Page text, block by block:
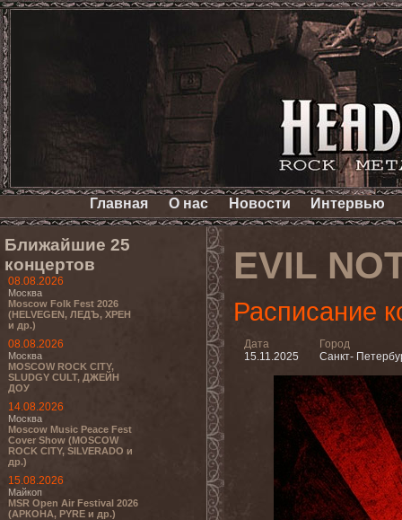
Главная О нас Новости Интервью
Ближайшие 25
концертов
08.08.2026
Москва
Moscow Folk Fest 2026
(HELVEGEN, ЛЕДЪ, ХРЕН
и др.)
08.08.2026
Москва
MOSCOW ROCK CITY,
SLUDGY CULT, ДЖЕЙН
ДОУ
14.08.2026
Москва
Moscow Music Peace Fest
Cover Show (MOSCOW
ROCK CITY, SILVERADO и
др.)
15.08.2026
Майкоп
MSR Open Air Festival 2026
(АРКОНА, PYRE и др.)
EVIL
Расписание
Дата
15.11.2025
Город
Санкт-